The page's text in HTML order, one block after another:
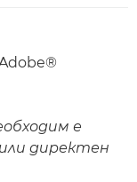
е
директен